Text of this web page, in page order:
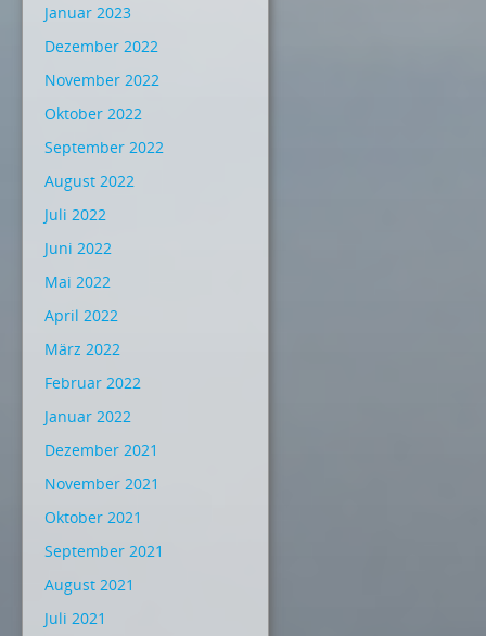
Januar 2023
Dezember 2022
November 2022
Oktober 2022
September 2022
August 2022
Juli 2022
Juni 2022
Mai 2022
April 2022
März 2022
Februar 2022
Januar 2022
Dezember 2021
November 2021
Oktober 2021
September 2021
August 2021
Juli 2021